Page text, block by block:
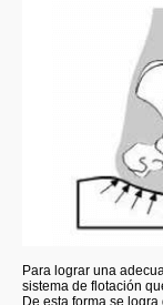
Para lograr una
sistema de flotación
De esta forma se